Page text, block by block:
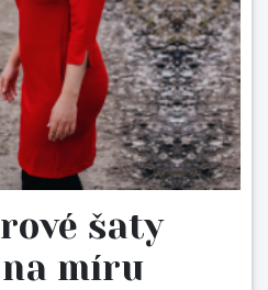
šaty
míru